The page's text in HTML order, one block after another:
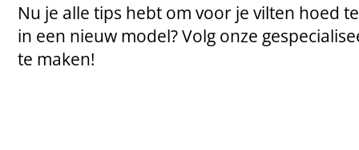
Nu je alle tips hebt om voor je vilten hoed
in een nieuw model? Volg onze
te maken!